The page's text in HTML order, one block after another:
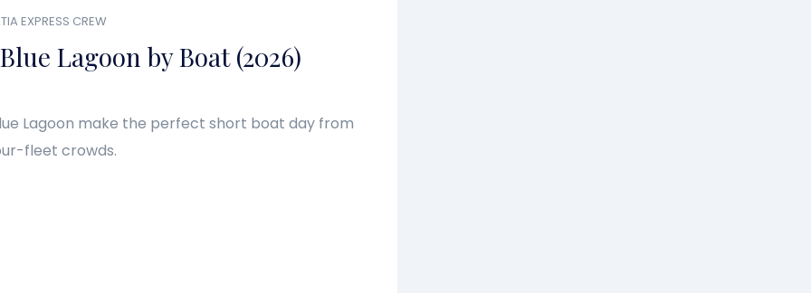
EXPRESS CREW
Lagoon by Boat (2026)
Lagoon make the perfect short boat day from
fleet crowds.